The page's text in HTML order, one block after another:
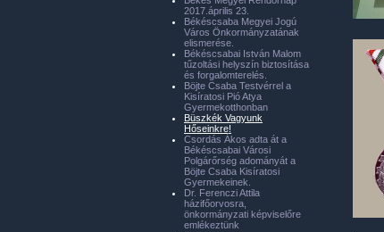
2017.április 23.
Békéscsaba Megyei Jogú
Város Önkormányzatának
elismerése.
Békéscsabai István Malom
tűzoltási helyszín biztosítása
és forgalomterelés.
Böjte Csaba Testvérrel a
Kisíratosi Pió Atya
Gyermekotthonban
Büszkék Vagyunk
Hőseinkre!
Csordás Ákos adta át a
Békéscsabai Városi
Polgárőrség adományát a
Böjte Csaba Kisíratosi
Gyermekeinek.
Dr. Ferenczi Attila
házifőorvosra,
önkormányzati képviselőre
emlékeztünk